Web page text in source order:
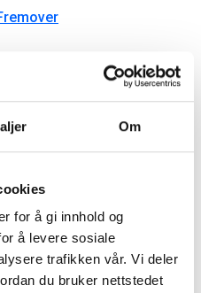
Om
for å gi innhold og
å levere sosiale
trafikken vår. Vi deler
du bruker nettstedet